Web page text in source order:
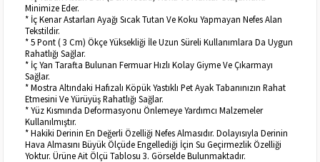
Minimize Eder.
* İç Kenar Astarları Ayağı Sıcak Tutan Ve Koku Yapmayan Nefes Alan
Tekstildir.
* 5 Pont ( 3 Cm) Ökçe Yüksekliği İle Uzun Süreli Kullanımlara Da Uygun
Rahatlığı Sağlar.
* İç Yan Tarafta Bulunan Fermuar Hızlı Kolay Giyme Ve Çıkarmayı
Sağlar.
* Mostra Altındaki Hafızalı Köpük Yastıklı Pet Ayak Tabanınızın Rahat
Etmesini Ve Yürüyüş Rahatlığı Sağlar.
* Yüz Kısmında Deformasyonu Önlemeye Yardımcı Malzemeler
Kullanılmıştır.
* Hakiki Derinin En Değerli Özelliği Nefes Almasıdır. Dolayısıyla Derinin
Hava Almasını Büyük Ölçüde Engellediği İçin Su Geçirmezlik Özelliği
Yoktur. Ürüne Ait Ölçü Tablosu 3. Görselde Bulunmaktadır.